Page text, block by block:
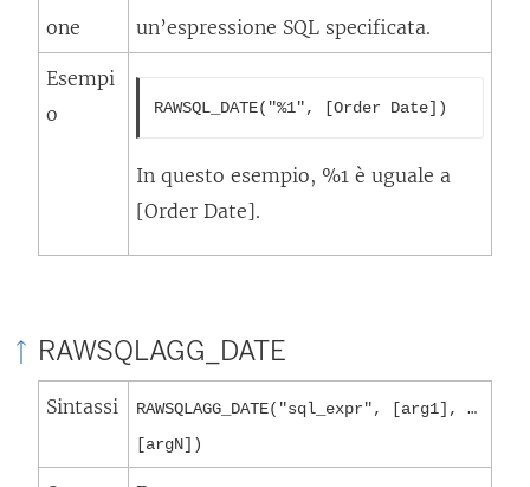
one
un’espressione SQL specificata.
Esempi
o
RAWSQL_DATE("%1", [Order Date])
In questo esempio, %1 è uguale a
[Order Date].
RAWSQLAGG_DATE
Sintassi
RAWSQLAGG_DATE("sql_expr", [arg1], …
[argN])